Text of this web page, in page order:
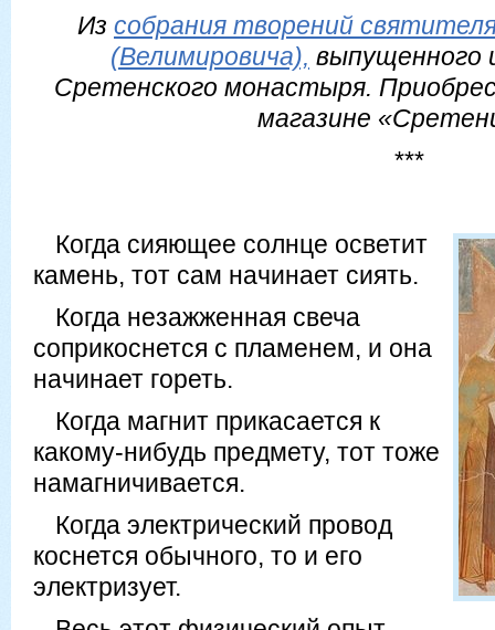
Из собрания творений
(Велимировича), выпущенного
Сретенского монастыря.
магазине
***
Когда сияющее солнце осветит
камень, тот сам начинает сиять.
Когда незажженная свеча
соприкоснется с пламенем, и она
начинает гореть.
Когда магнит прикасается к
какому-нибудь предмету, тот тоже
намагничивается.
Когда электрический провод
коснется обычного, то и его
электризует.